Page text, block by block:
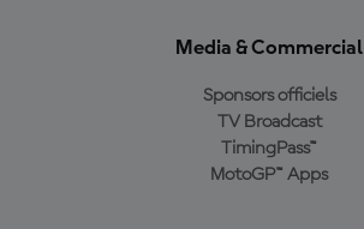
Media & Commercial
Sponsors officiels
TV Broadcast
TimingPass™
MotoGP™ Apps